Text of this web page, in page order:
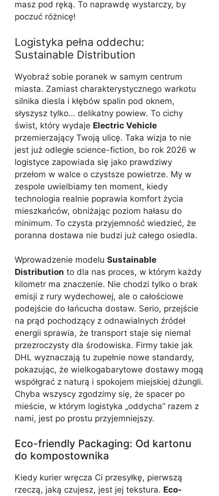
masz pod ręką. To naprawdę wystarczy, by
poczuć różnicę!
Logistyka pełna oddechu:
Sustainable Distribution
Wyobraź sobie poranek w samym centrum
miasta. Zamiast charakterystycznego warkotu
silnika diesla i kłębów spalin pod oknem,
słyszysz tylko… delikatny powiew. To cichy
świst, który wydaje Electric Vehicle
przemierzający Twoją ulicę. Taka wizja to nie
jest już odległe science-fiction, bo rok 2026 w
logistyce zapowiada się jako prawdziwy
przełom w walce o czystsze powietrze. My w
zespole uwielbiamy ten moment, kiedy
technologia realnie poprawia komfort życia
mieszkańców, obniżając poziom hałasu do
minimum. To czysta przyjemność wiedzieć, że
poranna dostawa nie budzi już całego osiedla.
Wprowadzenie modelu Sustainable
Distribution to dla nas proces, w którym każdy
kilometr ma znaczenie. Nie chodzi tylko o brak
emisji z rury wydechowej, ale o całościowe
podejście do łańcucha dostaw. Serio, przejście
na prąd pochodzący z odnawialnych źródeł
energii sprawia, że transport staje się niemal
przezroczysty dla środowiska. Firmy takie jak
DHL wyznaczają tu zupełnie nowe standardy,
pokazując, że wielkogabarytowe dostawy mogą
współgrać z naturą i spokojem miejskiej dżungli.
Chyba wszyscy zgodzimy się, że spacer po
mieście, w którym logistyka „oddycha” razem z
nami, jest po prostu przyjemniejszy.
Eco-friendly Packaging: Od kartonu
do kompostownika
Kiedy kurier wręcza Ci przesyłkę, pierwszą
rzeczą, jaką czujesz, jest jej tekstura. Eco-